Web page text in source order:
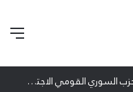
عمدة الثقافة والفنون الجميلة في الحزب السوري القومي الاجتماعي تعلن نتائج الدورة الخامسة من جائزة أنطون سعاده الأدبية